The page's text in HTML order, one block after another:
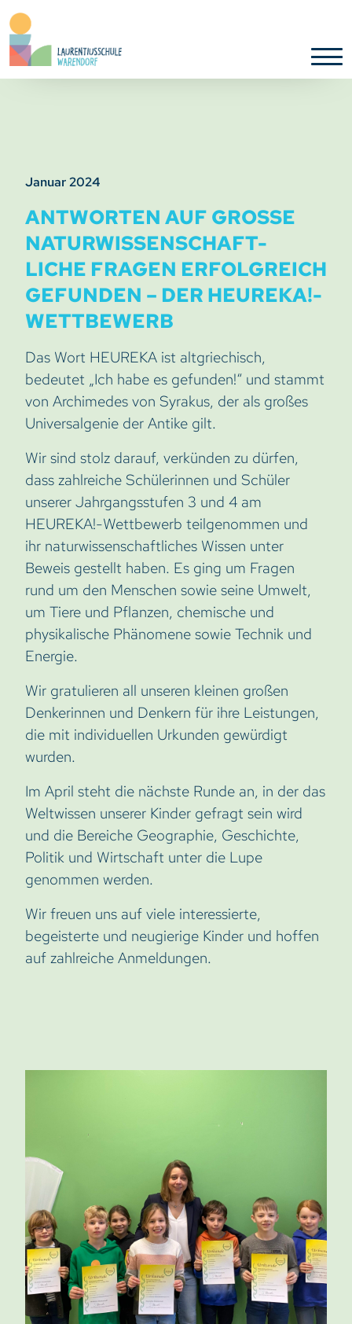
Januar 2024
ANTWORTEN AUF GROSSE N
ATURWISSENSCHAFT-
LICHE FRAGEN ERFOLGREICH
GEFUNDEN – DER HEUREKA!-
WETTBEWERB
Das Wort HEUREKA ist altgriechisch,
bedeutet „Ich habe es gefunden!“ und stammt
von Archimedes von Syrakus, der als großes
Universalgenie der Antike gilt.
Wir sind stolz darauf, verkünden zu dürfen,
dass zahlreiche Schülerinnen und Schüler
unserer Jahrgangsstufen 3 und 4 am
HEUREKA!-Wettbewerb teilgenommen und
ihr naturwissenschaftliches Wissen unter
Beweis gestellt haben. Es ging um Fragen
rund um den Menschen sowie seine Umwelt,
um Tiere und Pflanzen, chemische und
physikalische Phänomene sowie Technik und
Energie.
Wir gratulieren all unseren kleinen großen
Denkerinnen und Denkern für ihre Leistungen,
die mit individuellen Urkunden gewürdigt
wurden.
Im April steht die nächste Runde an, in der das
Weltwissen unserer Kinder gefragt sein wird
und die Bereiche Geographie, Geschichte,
Politik und Wirtschaft unter die Lupe
genommen werden.
Wir freuen uns auf viele interessierte,
begeisterte und neugierige Kinder und hoffen
auf zahlreiche Anmeldungen.